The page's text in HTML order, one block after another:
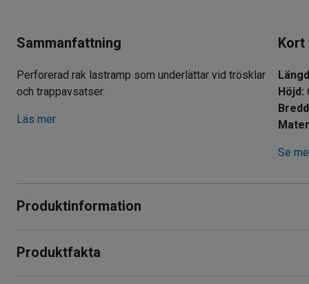
Sammanfattning
Perforerad rak lastramp som underlättar vid trösklar
och trappavsatser.
Läs mer
Kort
Längd
Höjd :
Bredd
Se
Produktinformation
aluminium och har en böjd kant för att ligga stadigt.
Produktfakta